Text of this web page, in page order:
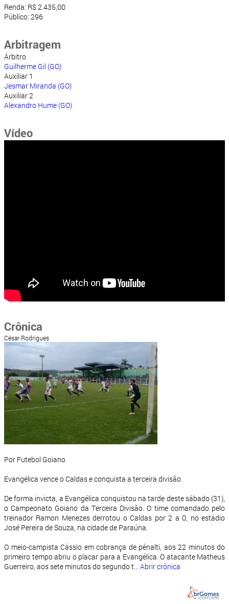
Renda: R$ 2.435,00
Público: 296
Arbitragem
Árbitro
Guilherme Gil (GO)
Auxiliar 1
Jesmar Miranda (GO)
Auxiliar 2
Alexandro Hume (GO)
Vídeo
Crônica
César Rodrigues
Por Futebol Goiano
Evangélica vence o Caldas e conquista a terceira divisão
De forma invicta, a Evangélica conquistou na tarde deste sábado (31),
o Campeonato Goiano da Terceira Divisão. O time comandado pelo
treinador Ramon Menezes derrotou o Caldas por 2 a 0, no estádio
José Pereira de Souza, na cidade de Paraúna.
O meio-campista Cássio em cobrança de pênalti, aos 22 minutos do
primeiro tempo abriu o placar para a Evangélica. O atacante Matheus
Guerreiro, aos sete minutos do segundo t... Abrir crônica